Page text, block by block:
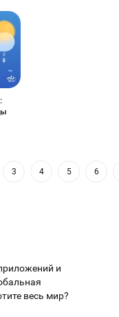
3 4 5 6
и
весь мир?